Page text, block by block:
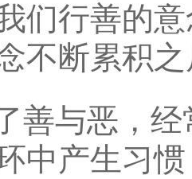
们行善的
不断累积
善与恶，
中产生习